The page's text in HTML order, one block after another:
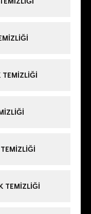
TEMIZLIĞI
TEMIZLIĞI